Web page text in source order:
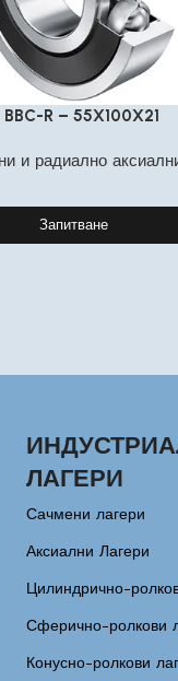
BBC-R – 55X100X21
и радиално
Запитване
ЛАГЕРИ
Сачмени лагери
Аксиални Лагери
Цилиндрично-
Сферично-ролкови
Конусно-ролкови